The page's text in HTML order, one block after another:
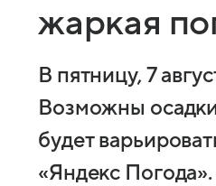
жаркая
В пятницу, 7
Возможны
будет
«Яндекс Погода».